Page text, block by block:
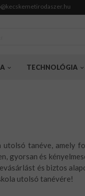
TECHNOLÓGIA
tanéve, amely
gyorsan és
és biztos
utolsó tanévére!